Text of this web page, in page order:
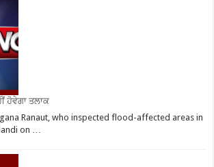
ਹੋਵੇਗਾ ਤਲਾਕ
Ranaut, who inspected flood-affected areas in
on …